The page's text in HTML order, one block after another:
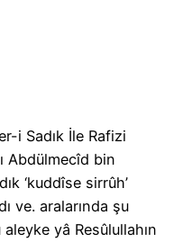
i Sadık İle Rafizi
Abdülmecîd bin
‘kuddîse sirrûh’
ve. aralarında şu
yâ Resûlullahın